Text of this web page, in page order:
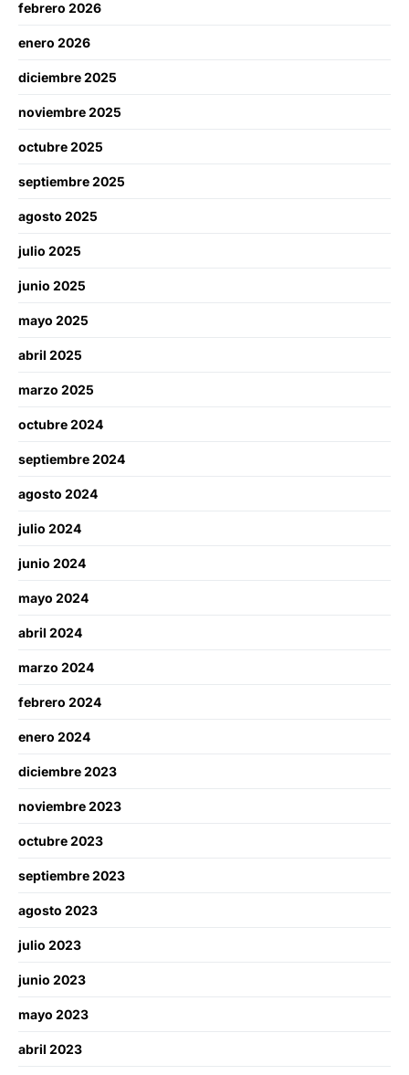
febrero 2026
enero 2026
diciembre 2025
noviembre 2025
octubre 2025
septiembre 2025
agosto 2025
julio 2025
junio 2025
mayo 2025
abril 2025
marzo 2025
octubre 2024
septiembre 2024
agosto 2024
julio 2024
junio 2024
mayo 2024
abril 2024
marzo 2024
febrero 2024
enero 2024
diciembre 2023
noviembre 2023
octubre 2023
septiembre 2023
agosto 2023
julio 2023
junio 2023
mayo 2023
abril 2023